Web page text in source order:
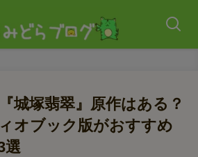
城塚翡翠』原作はある？
オブック版がおすすめ
選